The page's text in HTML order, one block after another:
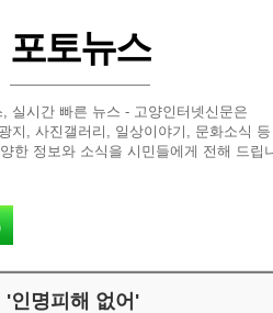
포토뉴스
실시간 빠른 뉴스 - 고양인터넷신문은
지, 사진갤러리, 일상이야기, 문화소식 등
한 정보와 소식을 시민들에게 전해 드립
로 공유
톡으로 공유
'인명피해 없어'